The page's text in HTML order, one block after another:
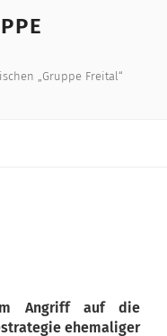
„Gruppe Freital“
Angriff auf die
ehemaliger